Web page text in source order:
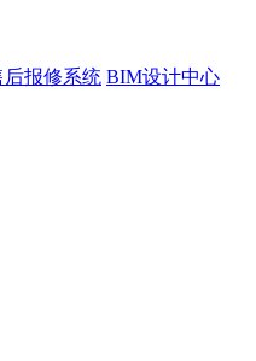
后报修系统 BIM设计中心